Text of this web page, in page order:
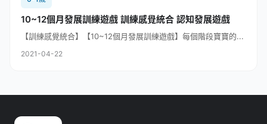
10~12個月發展訓練遊戲 訓練感覺統合 認知發展遊戲
【訓練感覺統合】【10~12個月發展訓練遊戲】每個階段寶寶的...
2021-04-22